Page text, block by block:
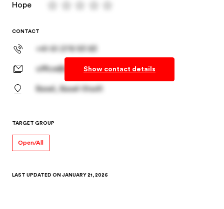
Hope
CONTACT
office@spheriq.ch
Basel, Basel-Stadt
Show contact details
TARGET GROUP
Open/All
LAST UPDATED ON JANUARY 21, 2026